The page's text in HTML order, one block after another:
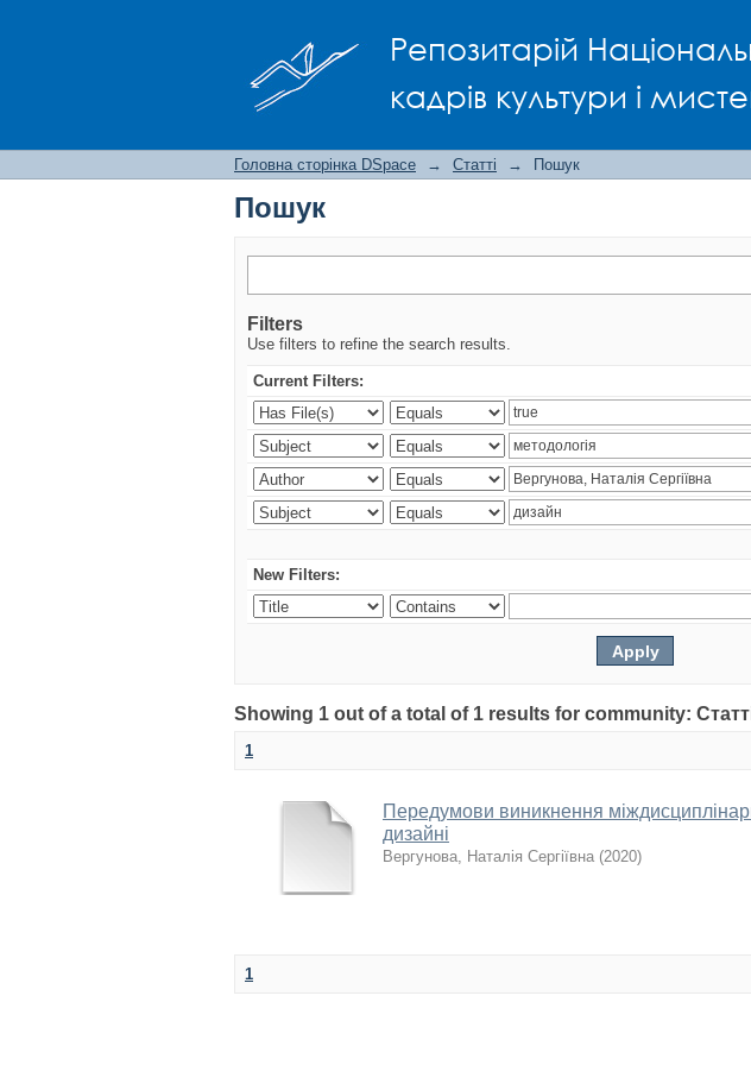
Репозитарій
кадрів культури і
Головна сторінка DSpace → Статті → Пошук
Пошук
Filters
Use filters to refine the search results.
Current Filters:
New Filters:
Showing 1 out of a total of 1 results for community:
1
Передумови виникнення
дизайні
Вергунова, Наталія Сергіївна (2020)
1